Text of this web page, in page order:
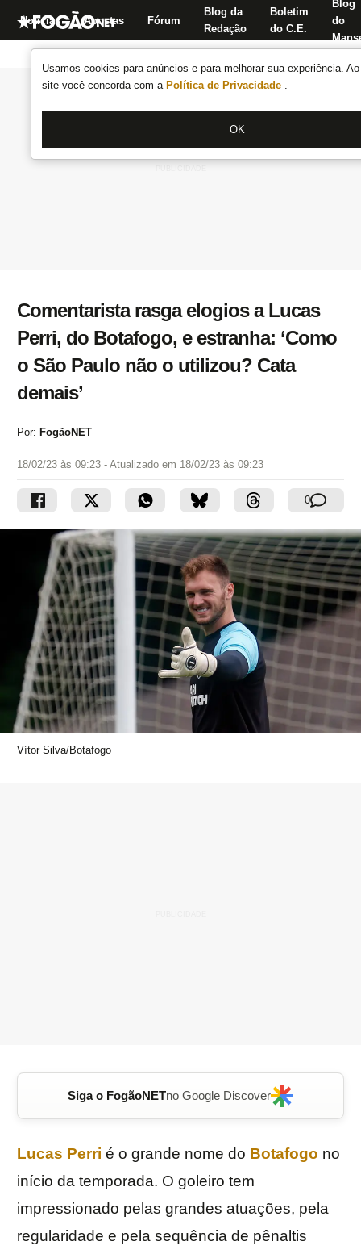
Usamos cookies para anúncios e para melhorar sua experiência.
site você concorda com a Política de Privacidade .
OK
Notícias Apostas Fórum
Blog da
Redação
Boletim
do C.E.
Blog
do
Comentarista rasga elogios a Lucas
Perri, do Botafogo, e estranha: ‘Como
o São Paulo não o utilizou? Cata
demais’
Por: FogãoNET
18/02/23 às 09:23 - Atualizado em 18/02/23 às 09:23
0
Vítor Silva/Botafogo
Siga o FogãoNETno Google Discover
Lucas Perri é o grande nome do Botafogo no
início da temporada. O goleiro tem
impressionado pelas grandes atuações, pela
regularidade e pela sequência de pênaltis